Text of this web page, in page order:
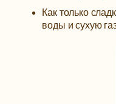
Как только
воды и сухую